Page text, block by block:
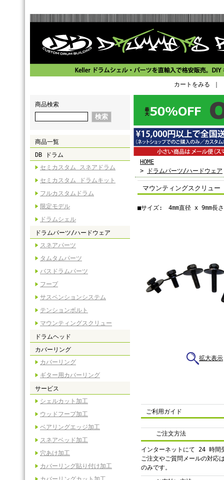
カートをみる
商品検索
商品一覧
DB ドラム
セミカスタム スネアドラム
セミカスタム ドラムキット
フルカスタムドラム
限定モデル
ドラムシェル
ドラムパーツ/ハードウェア
スネアパーツ
タムタムパーツ
バスドラムパーツ
フープ
サスペンションシステム
テンションボルト
マウンティングスクリュー
ドラムヘッド
カバーリング
カバーリング
ギター用カバーリング
サービス
シェルカット加工
ウッドフープ加工
ベアリングエッジ加工
スネアベッド加工
穴あけ加工
カバーリング貼り付け加工
HOME
>
ドラムパーツ/ハードウェア
マウンティングスクリュ
■サイズ: 4mm直径 x 9mm長
拡大表示
ご利用ガイド
ご注文方法
インターネットにて 24 時間
ご注文やご質問メールの対応
のみです。